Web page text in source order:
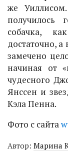
же
получилось
собачка,
достаточно,
замечено
начиная от
чудесного
Янссен и
Кэла Пенна.
Фото с сайта
Автор: Марина